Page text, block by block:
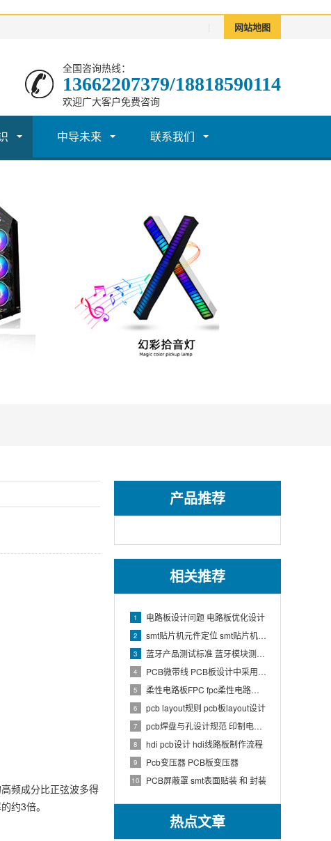
网站地图
全国咨询热线：
13662207379/18818590114
欢迎广大客户免费咨询
中导未来 联系我们
产品推荐
相关推荐
1 电路板设计问题 电路板优化设计
2 smt贴片机元件定位 smt贴片机结构
3 蓝牙产品测试标准 蓝牙模块测试方法
4 PCB微带线 PCB板设计中采用微带线和带状线,应用到什么原理
5 柔性电路板FPC fpc柔性电路板生产流程介绍
6 pcb layout规则 pcb板layout设计
7 pcb焊盘与孔设计规范 印制电路板上焊盘的大小及引线的孔径如何确定
8 hdi pcb设计 hdi线路板制作流程
9 Pcb变压器 PCB板变压器
10 PCB屏蔽罩 smt表面贴装 和 封装
热点文章
频成分比正弦波多得
约3倍。